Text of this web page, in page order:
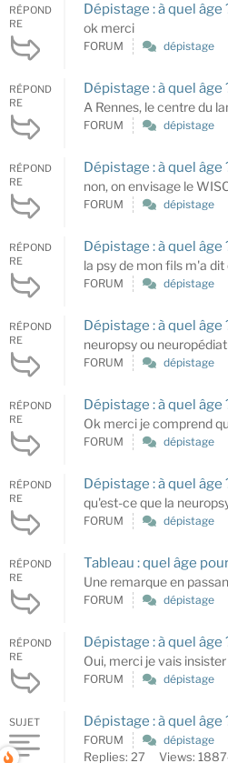
RÉPOND
RE
Dépistage : à quel âge
ok merci
FORUM dépistage
RÉPOND
RE
Dépistage : à quel âge
A Rennes, le centre du
FORUM dépistage
RÉPOND
RE
Dépistage : à quel âge
non, on envisage le
FORUM dépistage
RÉPOND
RE
Dépistage : à quel âge
la psy de mon fils m'a dit
FORUM dépistage
RÉPOND
RE
Dépistage : à quel âge
neuropsy ou
FORUM dépistage
RÉPOND
RE
Dépistage : à quel âge
Ok merci je comprend
FORUM dépistage
RÉPOND
RE
Dépistage : à quel âge
qu'est-ce que la
FORUM dépistage
RÉPOND
RE
Tableau : quel âge
Une remarque en
FORUM dépistage
RÉPOND
RE
Dépistage : à quel âge
Oui, merci je vais
FORUM dépistage
SUJET Dépistage : à quel âge
FORUM dépistage
Replies: 27 Views: